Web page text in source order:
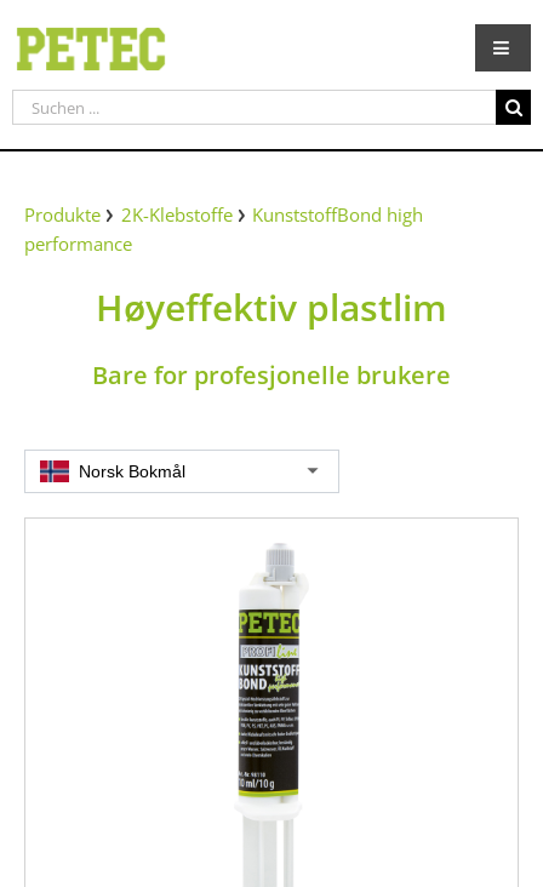
Inhalt
springen
Suche
nach:
Produkte 2K-Klebstoffe
KunststoffBond high
performance
Høyeffektiv plastlim
Bare for profesjonelle brukere
Norsk Bokmål